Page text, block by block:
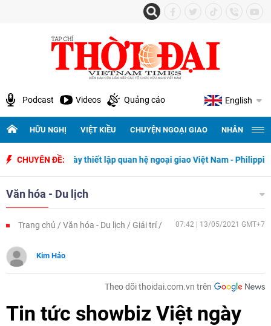
Podcast Videos Quảng cáo English
HỮU NGHỊ VIỆT KIỀU CHUYỆN NGOẠI GIAO NHÂN
CHUYÊN ĐỀ:
thiết lập quan hệ ngoại giao Việt Nam - Philippines 500 ngày
Văn hóa - Du lịch
Trang chủ Văn hóa - Du lịch Giải trí 07:42 | 13/05/2021 GMT+7
Kim Hảo
Theo dõi thoidai.com.vn trên
Tin tức showbiz Việt ngày